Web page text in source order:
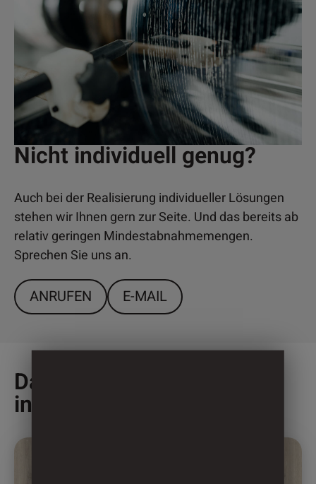
Nicht individuell genug?
Auch bei der Realisierung individueller Lösungen
stehen wir Ihnen gern zur Seite. Und das bereits ab
relativ geringen Mindestabnahmemengen.
Sprechen Sie uns an.
ANRUFEN E-MAIL
Das könnte Sie auch
interessieren
Dieses